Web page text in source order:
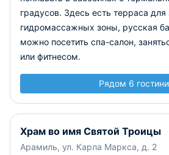
градусов. Здесь есть терраса для
гидромассажных зоны, русская
можно посетить спа-салон,
или фитнесом.
Рядом 6
Храм во имя Святой Троицы
Арамиль, ул. Карла Маркса, д. 2